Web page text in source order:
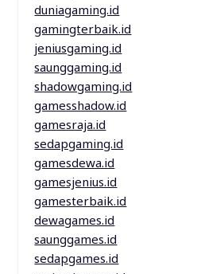
duniagaming.id
gamingterbaik.id
jeniusgaming.id
saunggaming.id
shadowgaming.id
gamesshadow.id
gamesraja.id
sedapgaming.id
gamesdewa.id
gamesjenius.id
gamesterbaik.id
dewagames.id
saunggames.id
sedapgames.id